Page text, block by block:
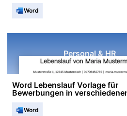
Word
Personal & HR
Word Lebenslauf Vorlage für
Bewerbungen in
Word